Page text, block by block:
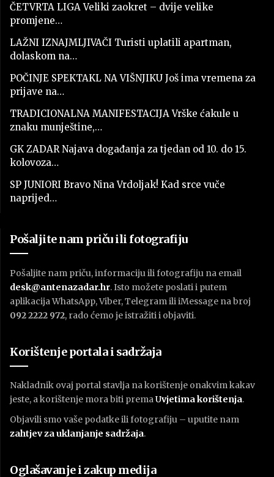
ČETVRTA LIGA Veliki zaokret – dvije velike
promjene…
LAŽNI IZNAJMLJIVAČI Turisti uplatili apartman,
dolaskom na…
POČINJE SPEKTAKL NA VIŠNJIKU Još ima vremena za
prijave na…
TRADICIONALNA MANIFESTACIJA Vrške ćakule u
znaku munještine,…
GK ZADAR Najava događanja za tjedan od 10. do 15.
kolovoza…
SP JUNIORI Bravo Nina Vrdoljak! Kad srce vuče
naprijed…
Pošaljite nam priču ili fotografiju
Pošaljite nam priču, informaciju ili fotografiju na email
desk@antenazadar.hr. Isto možete poslati i putem
aplikacija WhatsApp, Viber, Telegram ili iMessage na broj
092 2222 972, rado ćemo je istražiti i objaviti.
Korištenje portala i sadržaja
Nakladnik ovaj portal stavlja na korištenje onakvim kakav
jeste, a korištenje mora biti premaUvjetima korištenja.
Objavili smo vaše podatke ili fotografiju – uputite nam
zahtjev za uklanjanje sadržaja.
Oglašavanje i zakup medija